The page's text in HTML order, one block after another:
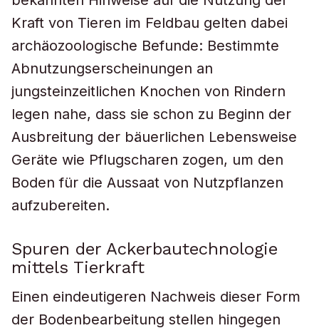
Kraft von Tieren im Feldbau gelten dabei
archäozoologische Befunde: Bestimmte
Abnutzungserscheinungen an
jungsteinzeitlichen Knochen von Rindern
legen nahe, dass sie schon zu Beginn der
Ausbreitung der bäuerlichen Lebensweise
Geräte wie Pflugscharen zogen, um den
Boden für die Aussaat von Nutzpflanzen
aufzubereiten.
Spuren der Ackerbautechnologie
mittels Tierkraft
Einen eindeutigeren Nachweis dieser Form
der Bodenbearbeitung stellen hingegen